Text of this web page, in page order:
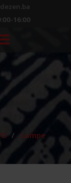
16:00
Lampe